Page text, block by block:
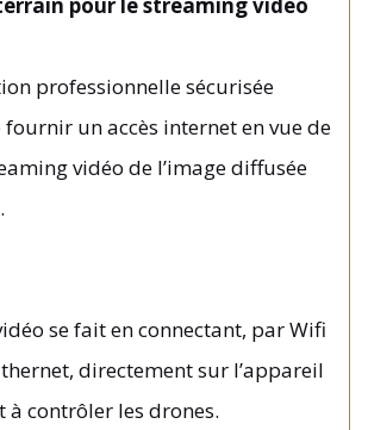
professionnelle sécurisée
un accès internet en vue de
vidéo de l’image diffusée
se fait en connectant, par Wifi
directement sur l’appareil
à contrôler les drones.